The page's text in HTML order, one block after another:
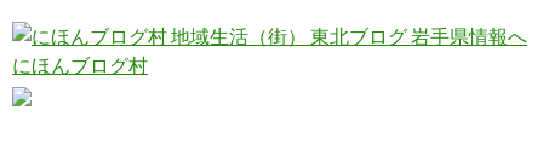
にほんブログ村